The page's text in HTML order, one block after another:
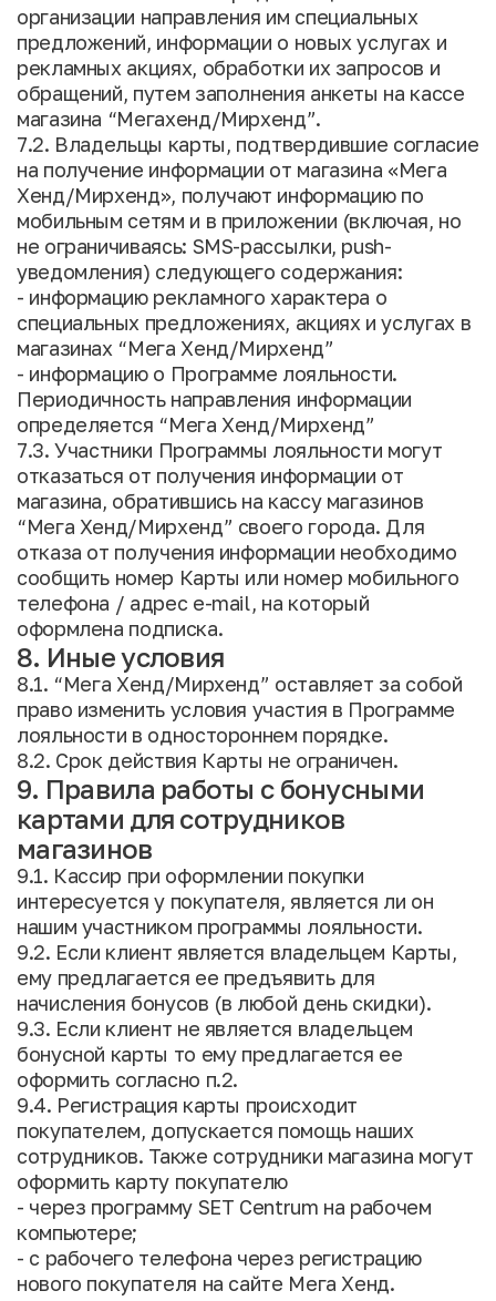
организации направления им специальных
предложений, информации о новых услугах и
рекламных акциях, обработки их запросов и
обращений, путем заполнения анкеты на кассе
магазина “Мегахенд/Мирхенд”.
7.2. Владельцы карты, подтвердившие согласие
на получение информации от магазина «Мега
Хенд/Мирхенд», получают информацию по
мобильным сетям и в приложении (включая, но
не ограничиваясь: SMS-рассылки, push-
уведомления) следующего содержания:
- информацию рекламного характера о
специальных предложениях, акциях и услугах в
магазинах “Мега Хенд/Мирхенд”
- информацию о Программе лояльности.
Периодичность направления информации
определяется “Мега Хенд/Мирхенд”
7.3. Участники Программы лояльности могут
отказаться от получения информации от
магазина, обратившись на кассу магазинов
“Мега Хенд/Мирхенд” своего города. Для
отказа от получения информации необходимо
сообщить номер Карты или номер мобильного
телефона / адрес e-mail, на который
оформлена подписка.
8. Иные условия
8.1. “Мега Хенд/Мирхенд” оставляет за собой
право изменить условия участия в Программе
лояльности в одностороннем порядке.
8.2. Срок действия Карты не ограничен.
9. Правила работы с бонусными
картами для сотрудников
магазинов
9.1. Кассир при оформлении покупки
интересуется у покупателя, является ли он
нашим участником программы лояльности.
9.2. Если клиент является владельцем Карты,
ему предлагается ее предъявить для
начисления бонусов (в любой день скидки).
9.3. Если клиент не является владельцем
бонусной карты то ему предлагается ее
оформить согласно п.2.
9.4. Регистрация карты происходит
покупателем, допускается помощь наших
сотрудников. Также сотрудники магазина могут
оформить карту покупателю
- через программу SET Centrum на рабочем
компьютере;
- с рабочего телефона через регистрацию
нового покупателя на сайте Мега Хенд.